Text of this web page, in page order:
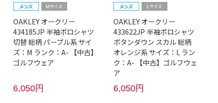
OAKLEY オークリー
434185JP 半袖ポロシャツ
切替 総柄 パープル系 サイ
ズ：M ランク：A- 【中古】
ゴルフウェア
6,050円
OAKLEY オークリー
433622JP 半袖ポロシャツ
ボタンダウン スカル 総柄
オレンジ系 サイズ：L ラン
ク：A- 【中古】ゴルフウェ
ア
6,050円